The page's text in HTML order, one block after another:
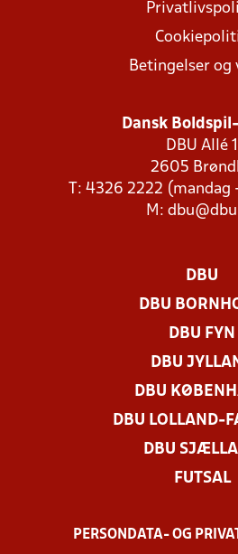
Betingelser og
Dansk
DBU Allé 1
2605
T: 4326 2222
M:
DBU
DBU
DBU FYN
DBU
DBU
DBU LOLLAND-
DBU
FUTSAL
PERSONDATA- OG